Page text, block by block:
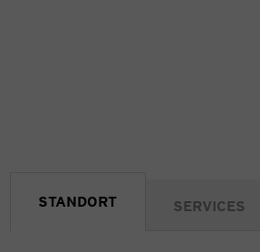
STANDORT SERVICES